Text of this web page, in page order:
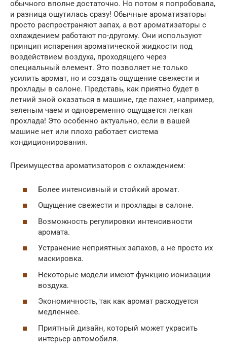
обычного вполне достаточно. Но потом я попробовала,
и разница ощутилась сразу! Обычные ароматизаторы
просто распространяют запах, а вот ароматизаторы с
охлаждением работают по-другому. Они используют
принцип испарения ароматической жидкости под
воздействием воздуха, проходящего через
специальный элемент. Это позволяет не только
усилить аромат, но и создать ощущение свежести и
прохлады в салоне. Представь, как приятно будет в
летний зной оказаться в машине, где пахнет, например,
зеленым чаем и одновременно ощущается легкая
прохлада! Это особенно актуально, если в вашей
машине нет или плохо работает система
кондиционирования.
Преимущества ароматизаторов с охлаждением:
Более интенсивный и стойкий аромат.
Ощущение свежести и прохлады в салоне.
Возможность регулировки интенсивности
аромата.
Устранение неприятных запахов, а не просто их
маскировка.
Некоторые модели имеют функцию ионизации
воздуха.
Экономичность, так как аромат расходуется
медленнее.
Приятный дизайн, который может украсить
интерьер автомобиля.